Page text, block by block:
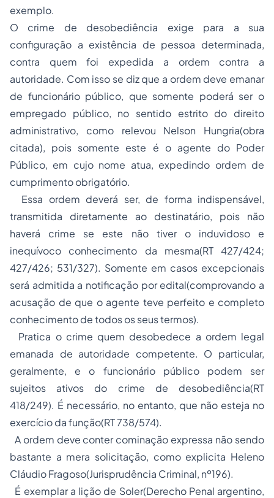
exemplo.
O crime de desobediência exige para a sua
configuração a existência de pessoa determinada,
contra quem foi expedida a ordem contra a
autoridade. Com isso se diz que a ordem deve emanar
de funcionário público, que somente poderá ser o
empregado público, no sentido estrito do direito
administrativo, como relevou Nelson Hungria(obra
citada), pois somente este é o agente do Poder
Público, em cujo nome atua, expedindo ordem de
cumprimento obrigatório.
Essa ordem deverá ser, de forma indispensável,
transmitida diretamente ao destinatário, pois não
haverá crime se este não tiver o induvidoso e
inequívoco conhecimento da mesma(RT 427/424;
427/426; 531/327). Somente em casos excepcionais
será admitida a notificação por edital(comprovando a
acusação de que o agente teve perfeito e completo
conhecimento de todos os seus termos).
Pratica o crime quem desobedece a ordem legal
emanada de autoridade competente. O particular,
geralmente, e o funcionário público podem ser
sujeitos ativos do crime de desobediência(RT
418/249). É necessário, no entanto, que não esteja no
exercício da função(RT 738/574).
A ordem deve conter cominação expressa não sendo
bastante a mera solicitação, como explicita Heleno
Cláudio Fragoso(Jurisprudência Criminal, nº196).
É exemplar a lição de Soler(Derecho Penal argentino,